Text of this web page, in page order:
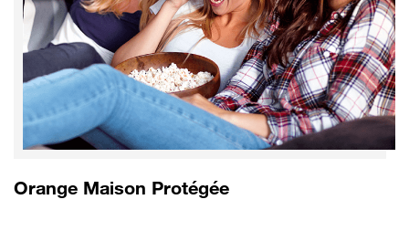
Orange Maison Protégée